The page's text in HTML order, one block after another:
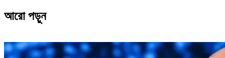
আরো পড়ুন